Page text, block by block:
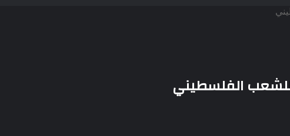
للشعب الفلسطيني